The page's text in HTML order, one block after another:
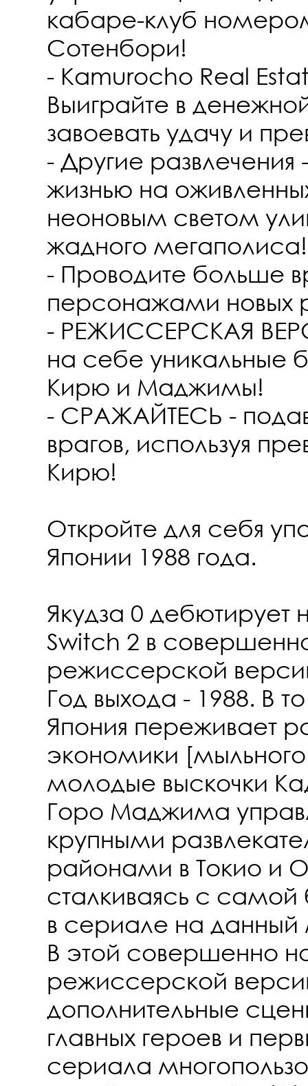
кабаре-клуб
Сотенбори!
- Kamurocho Real
Выиграйте в
завоевать удачу и
- Другие
жизнью на
неоновым светом
жадного мегаполиса!
- Проводите больше
персонажами новых
- РЕЖИССЕРСКАЯ
на себе уникальные
Кирю и Маджимы!
- СРАЖАЙТЕСЬ -
врагов, используя
Кирю!
Откройте для себя
Японии 1988 года.
Якудза 0 дебютирует
Switch 2 в
режиссерской
Год выхода - 1988. В
Япония переживает
экономики [мыльного
молодые выскочки
Горо Маджима
крупными
районами в Токио и
сталкиваясь с
в сериале на
В этой совершенно
режиссерской
дополнительные
главных героев и
сериала